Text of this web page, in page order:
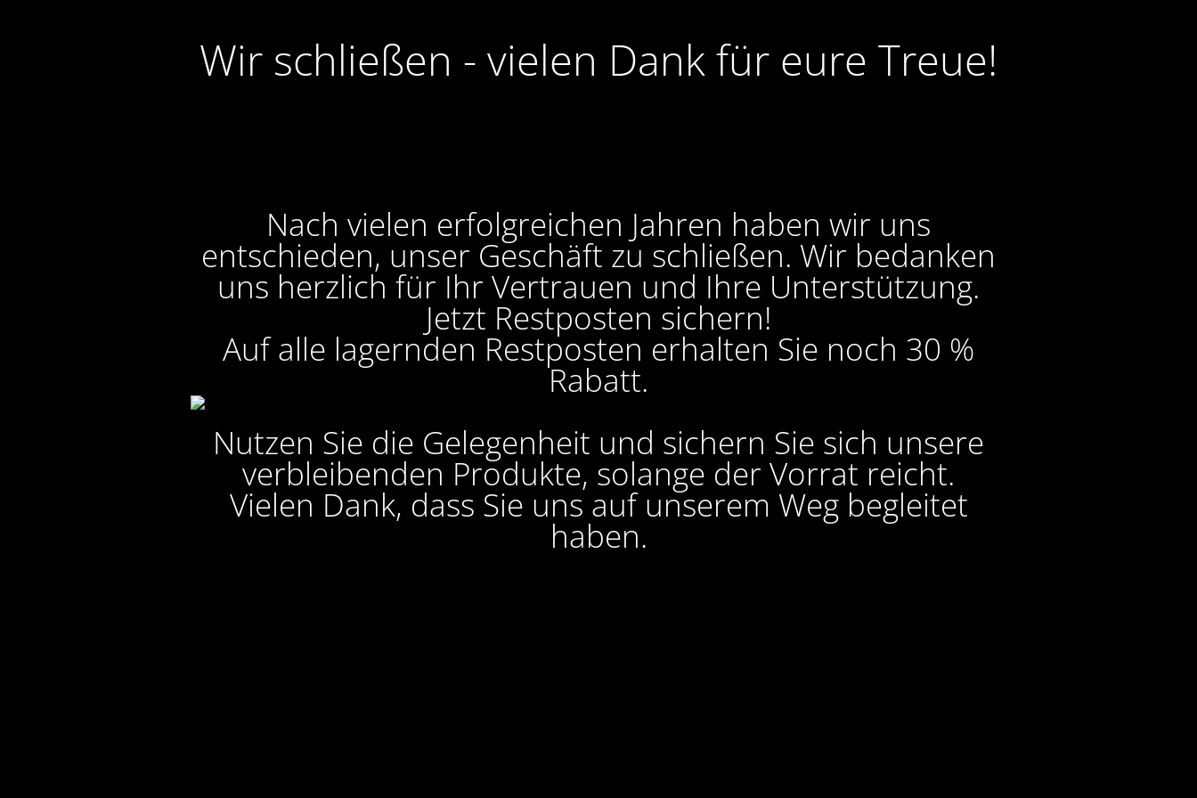
Wir schließen - vielen Dank für eure Treue!
Nach vielen erfolgreichen Jahren haben wir uns
entschieden, unser Geschäft zu schließen. Wir bedanken
uns herzlich für Ihr Vertrauen und Ihre Unterstützung.
Jetzt Restposten sichern!
Auf alle lagernden Restposten erhalten Sie noch 30 %
Rabatt.
Nutzen Sie die Gelegenheit und sichern Sie sich unsere
verbleibenden Produkte, solange der Vorrat reicht.
Vielen Dank, dass Sie uns auf unserem Weg begleitet
haben.